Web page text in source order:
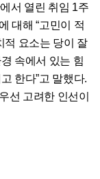
서 열린 취임 1주
대해 “고민이 적
적 요소는 당이 잘
속에서 있는 힘
한다”고 말했다.
선 고려한 인선이